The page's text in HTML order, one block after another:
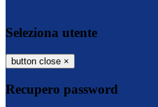
Seleziona utente
button close ×
Recupero password